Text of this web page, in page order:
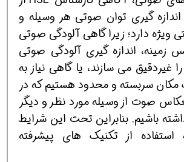
گیری توان صوتی هر وسیله و
ویژه دارد؛ زیرا گاهی آلودگی صوتی
زمینه، اندازه گیری آلودگی صوتی
غیردقیق می سازند، یا گاهی نیاز به
سربسته و محدود هستیم که در
صوت از وسیله مورد نظر و دیگر
باشیم. بنابراین تحت این شرایط
استفاده از تکنیک های پیشرفته